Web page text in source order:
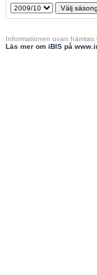
Informationen ovan
Läs mer om iBIS på